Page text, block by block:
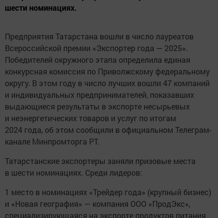
шести номинациях.
Предприятия Татарстана вошли в число лауреатов
Всероссийской премии «Экспортер года — 2025».
Победителей окружного этапа определила единая
конкурсная комиссия по Приволжскому федеральному
округу. В этом году в число лучших вошли 47 компаний
и индивидуальных предпринимателей, показавших
выдающиеся результаты в экспорте несырьевых
и неэнергетических товаров и услуг по итогам
2024 года, об этом сообщили в официальном Телеграм-
канале Минпромторга РТ.
Татарстанские экспортеры заняли призовые места
в шести номинациях. Среди лидеров:
1 место в номинациях «Трейдер года» (крупный бизнес)
и «Новая география» — компания ООО «ПродЭкс»,
специализирующаяся на экспорте продуктов питания.